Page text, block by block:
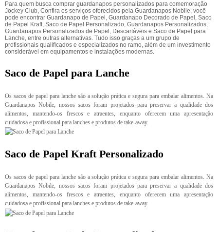
Para quem busca comprar guardanapos personalizados para comemoração
Jockey Club, Confira os serviços oferecidos pela Guardanapos Nobile, você
pode encontrar Guardanapo de Papel, Guardanapo Decorado de Papel, Saco
de Papel Kraft, Saco de Papel Personalizado, Guardanapos Personalizados,
Guardanapos Personalizados de Papel, Descartáveis e Saco de Papel para
Lanche, entre outras alternativas. Tudo isso graças a um grupo de
profissionais qualificados e especializados no ramo, além de um investimento
considerável em equipamentos e instalações modernas.
Saco de Papel para Lanche
Os sacos de papel para lanche são a solução prática e segura para embalar alimentos. Na
Guardanapos Nobile, nossos sacos foram projetados para preservar a qualidade dos
alimentos, mantendo-os frescos e atraentes, enquanto oferecem uma apresentação
cuidadosa e profissional para lanches e produtos de take-away.
Saco de Papel Kraft Personalizado
Os sacos de papel para lanche são a solução prática e segura para embalar alimentos. Na
Guardanapos Nobile, nossos sacos foram projetados para preservar a qualidade dos
alimentos, mantendo-os frescos e atraentes, enquanto oferecem uma apresentação
cuidadosa e profissional para lanches e produtos de take-away.